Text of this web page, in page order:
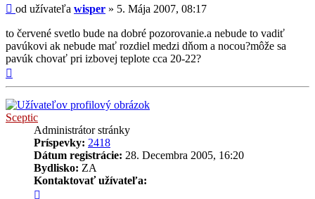
Príspevok
od užívateľa wisper » 5. Mája 2007, 08:17
to červené svetlo bude na dobré pozorovanie.a nebude to vadiť
pavúkovi ak nebude mať rozdiel medzi dňom a nocou?môže sa
pavúk chovať pri izbovej teplote cca 20-22?
Sceptic
Administrátor stránky
Príspevky: 2418
Dátum registrácie: 28. Decembra 2005, 16:20
Bydlisko: ZA
Kontaktovať užívateľa: